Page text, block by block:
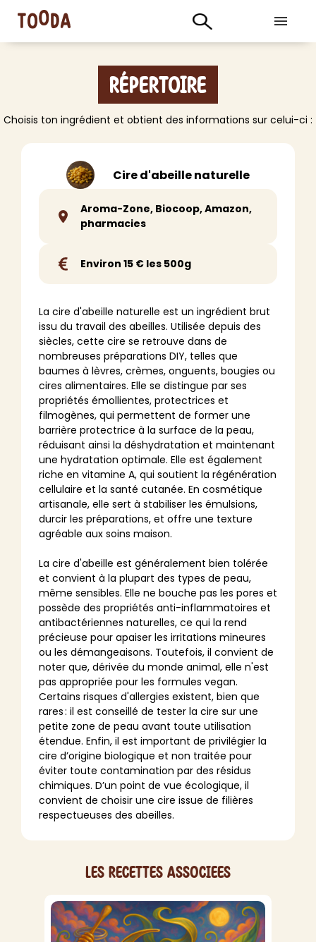
Répertoire
Choisis ton ingrédient et obtient des informations sur celui-ci :
Cire d'abeille naturelle
Aroma-Zone, Biocoop, Amazon,
pharmacies
Environ 15 € les 500g
La cire d'abeille naturelle est un ingrédient brut
issu du travail des abeilles. Utilisée depuis des
siècles, cette cire se retrouve dans de
nombreuses préparations DIY, telles que
baumes à lèvres, crèmes, onguents, bougies ou
cires alimentaires. Elle se distingue par ses
propriétés émollientes, protectrices et
filmogènes, qui permettent de former une
barrière protectrice à la surface de la peau,
réduisant ainsi la déshydratation et maintenant
une hydratation optimale. Elle est également
riche en vitamine A, qui soutient la régénération
cellulaire et la santé cutanée. En cosmétique
artisanale, elle sert à stabiliser les émulsions,
durcir les préparations, et offre une texture
agréable aux soins maison.
La cire d'abeille est généralement bien tolérée
et convient à la plupart des types de peau,
même sensibles. Elle ne bouche pas les pores et
possède des propriétés anti-inflammatoires et
antibactériennes naturelles, ce qui la rend
précieuse pour apaiser les irritations mineures
ou les démangeaisons. Toutefois, il convient de
noter que, dérivée du monde animal, elle n'est
pas appropriée pour les formules vegan.
Certains risques d'allergies existent, bien que
rares : il est conseillé de tester la cire sur une
petite zone de peau avant toute utilisation
étendue. Enfin, il est important de privilégier la
cire d’origine biologique et non traitée pour
éviter toute contamination par des résidus
chimiques. D’un point de vue écologique, il
convient de choisir une cire issue de filières
respectueuses des abeilles.
Les recettes associees